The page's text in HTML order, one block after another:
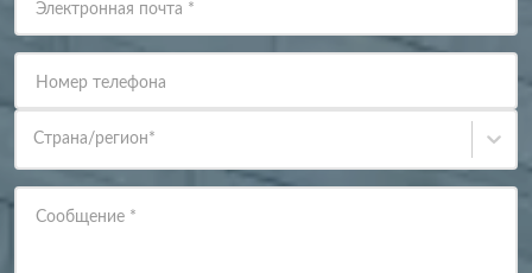
Электронная почта *
Номер телефона
Страна/регион*
Сообщение *